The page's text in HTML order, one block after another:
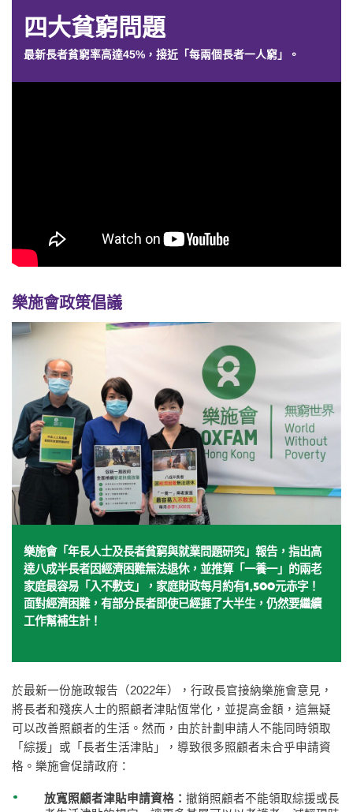
四大貧窮問題
最新長者貧窮率高達45%，接近「每兩個長者一人窮」。
樂施會政策倡議
樂施會「年長人士及長者貧窮與就業問題研究」報告，指出高
達八成半長者因經濟困難無法退休，並推算「一養一」的兩老
家庭最容易「入不敷支」，家庭財政每月約有1,500元赤字！
面對經濟困難，有部分長者即使已經捱了大半生，仍然要繼續
工作幫補生計！
於最新一份施政報告（2022年），行政長官接納樂施會意見，
將長者和殘疾人士的照顧者津貼恆常化，並提高金額，這無疑
可以改善照顧者的生活。然而，由於計劃申請人不能同時領取
「綜援」或「長者生活津貼」，導致很多照顧者未合乎申請資
格。樂施會促請政府：
放寬照顧者津貼申請資格： 撤銷照顧者不能領取綜援或長